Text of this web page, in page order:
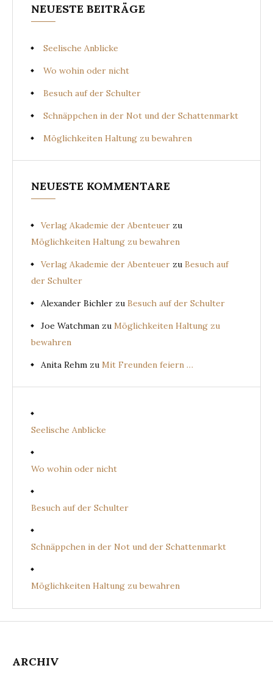
NEUESTE BEITRÄGE
Seelische Anblicke
Wo wohin oder nicht
Besuch auf der Schulter
Schnäppchen in der Not und der Schattenmarkt
Möglichkeiten Haltung zu bewahren
NEUESTE KOMMENTARE
Verlag Akademie der Abenteuer zu
Möglichkeiten Haltung zu bewahren
Verlag Akademie der Abenteuer zu Besuch auf
der Schulter
Alexander Bichler zu Besuch auf der Schulter
Joe Watchman zu Möglichkeiten Haltung zu
bewahren
Anita Rehm zu Mit Freunden feiern …
Seelische Anblicke
Wo wohin oder nicht
Besuch auf der Schulter
Schnäppchen in der Not und der Schattenmarkt
Möglichkeiten Haltung zu bewahren
ARCHIV